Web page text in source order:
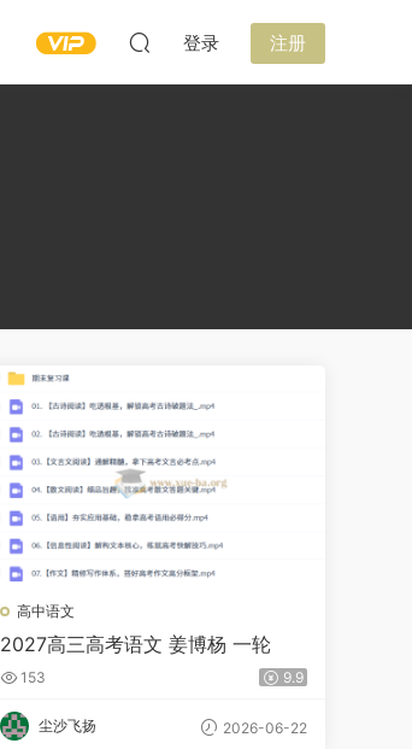
登录 注册
高中语文
2027高三高考语文 姜博杨 一轮
153 9.9
尘沙飞扬 2026-06-22